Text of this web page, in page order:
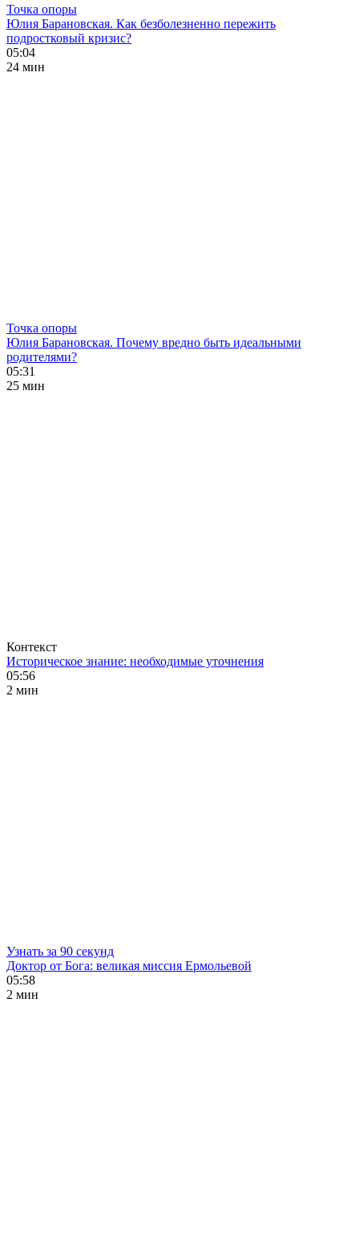
Точка опоры
Юлия Барановская. Как безболезненно пережить
подростковый кризис?
05:04
24 мин
Точка опоры
Юлия Барановская. Почему вредно быть идеальными
родителями?
05:31
25 мин
Контекст
Историческое знание: необходимые уточнения
05:56
2 мин
Узнать за 90 секунд
Доктор от Бога: великая миссия Ермольевой
05:58
2 мин